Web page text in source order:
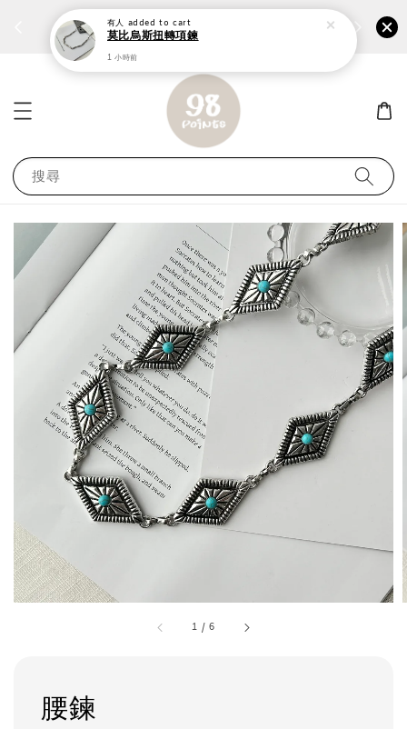
個性鋼戒任兩件1300⚡ 加
搜尋
1 /6
腰鍊
有人 added to cart
莫比烏斯扭轉項鍊
1 小時前